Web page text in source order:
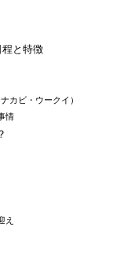
と特徴
カビ・ウークイ）
情
え